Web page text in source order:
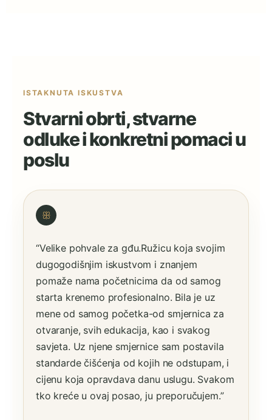
ISTAKNUTA ISKUSTVA
Stvarni obrti, stvarne
odluke i konkretni pomaci u
poslu
ꕥ
“Velike pohvale za gđu.Ružicu koja svojim
dugogodišnjim iskustvom i znanjem
pomaže nama početnicima da od samog
starta krenemo profesionalno. Bila je uz
mene od samog početka-od smjernica za
otvaranje, svih edukacija, kao i svakog
savjeta. Uz njene smjernice sam postavila
standarde čišćenja od kojih ne odstupam, i
cijenu koja opravdava danu uslugu. Svakom
tko kreće u ovaj posao, ju preporučujem.”